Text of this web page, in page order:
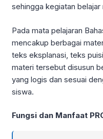
sehingga kegiatan
Pada mata pelajaran
mencakup berbagai
teks eksplanasi, teks
materi tersebut disusun
yang logis dan sesuai
siswa.
Fungsi dan Manfaat